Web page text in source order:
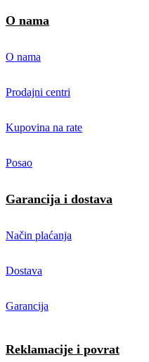
O nama
O nama
Prodajni centri
Kupovina na rate
Posao
Garancija i dostava
Način plaćanja
Dostava
Garancija
Reklamacije i povrat